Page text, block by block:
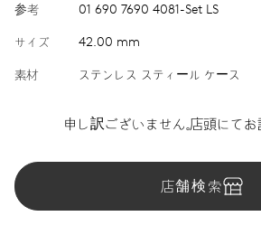
参考 01 690 7690 4081-Set LS
サイズ 42.00 mm
素材 ステンレス スティール ケース
申し訳ございません。店頭にてお
店舗検索